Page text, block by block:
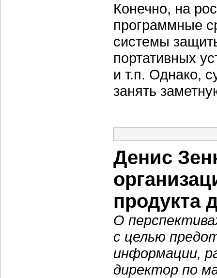
Конечно, на
программные
системы
портативных
и т.п. Однако,
занять
Денис
продукта
О
с целью
информации,
директор по